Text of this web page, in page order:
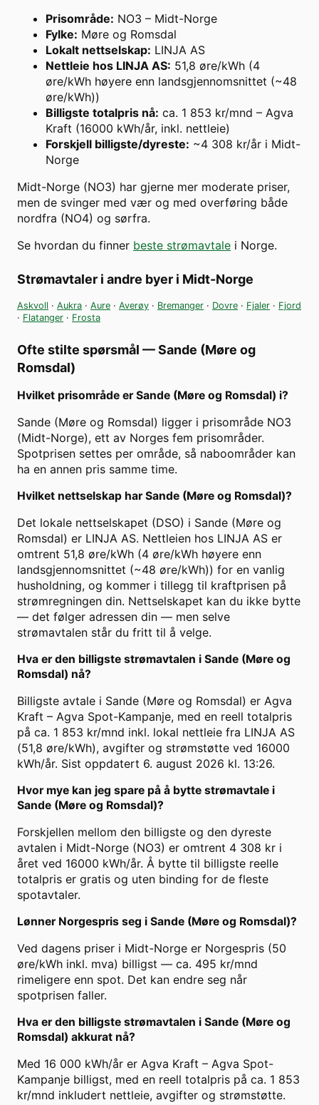
Prisområde: NO3 – Midt-Norge
Fylke: Møre og Romsdal
Lokalt nettselskap: LINJA AS
Nettleie hos LINJA AS: 51,8 øre/kWh (4
øre/kWh høyere enn landsgjennomsnittet (~48
øre/kWh))
Billigste totalpris nå: ca. 1 853 kr/mnd – Agva
Kraft (16000 kWh/år, inkl. nettleie)
Forskjell billigste/dyreste: ~4 308 kr/år i Midt-
Norge
Midt-Norge (NO3) har gjerne mer moderate priser,
men de svinger med vær og med overføring både
nordfra (NO4) og sørfra.
Se hvordan du finner beste strømavtale i Norge.
Strømavtaler i andre byer i Midt-Norge
Askvoll · Aukra · Aure · Averøy · Bremanger · Dovre · Fjaler · Fjord
· Flatanger · Frosta
Ofte stilte spørsmål —Sande (Møre og
Romsdal)
Hvilket prisområde er Sande (Møre og Romsdal) i?
Sande (Møre og Romsdal) ligger i prisområde NO3
(Midt-Norge), ett av Norges fem prisområder.
Spotprisen settes per område, så naboområder kan
ha en annen pris samme time.
Hvilket nettselskap har Sande (Møre og Romsdal)?
Det lokale nettselskapet (DSO) i Sande (Møre og
Romsdal) er LINJA AS. Nettleien hos LINJA AS er
omtrent 51,8 øre/kWh (4 øre/kWh høyere enn
landsgjennomsnittet (~48 øre/kWh)) for en vanlig
husholdning, og kommer i tillegg til kraftprisen på
strømregningen din. Nettselskapet kan du ikke bytte
— det følger adressen din — men selve
strømavtalen står du fritt til å velge.
Hva er den billigste strømavtalen i Sande (Møre og
Romsdal) nå?
Billigste avtale i Sande (Møre og Romsdal) er Agva
Kraft – Agva Spot-Kampanje, med en reell totalpris
på ca. 1 853 kr/mnd inkl. lokal nettleie fra LINJA AS
(51,8 øre/kWh), avgifter og strømstøtte ved 16000
kWh/år. Sist oppdatert 6. august 2026 kl. 13:26.
Hvor mye kan jeg spare på å bytte strømavtale i
Sande (Møre og Romsdal)?
Forskjellen mellom den billigste og den dyreste
avtalen i Midt-Norge (NO3) er omtrent 4 308 kr i
året ved 16000 kWh/år. Å bytte til billigste reelle
totalpris er gratis og uten binding for de fleste
spotavtaler.
Lønner Norgespris seg i Sande (Møre og Romsdal)?
Ved dagens priser i Midt-Norge er Norgespris (50
øre/kWh inkl. mva) billigst — ca. 495 kr/mnd
rimeligere enn spot. Det kan endre seg når
spotprisen faller.
Hva er den billigste strømavtalen i Sande (Møre og
Romsdal) akkurat nå?
Med 16 000 kWh/år er Agva Kraft – Agva Spot-
Kampanje billigst, med en reell totalpris på ca. 1 853
kr/mnd inkludert nettleie, avgifter og strømstøtte.